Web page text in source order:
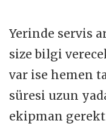
Yerinde servis
size bilgi
var ise hemen
süresi uzun
ekipman